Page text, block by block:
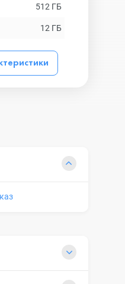
512 ГБ
12 ГБ